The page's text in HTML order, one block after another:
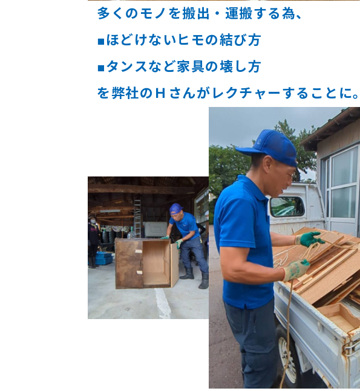
多くのモノを搬出・運搬する為、
■ほどけないヒモの結び方
■タンスなど家具の壊し方
を弊社のＨさんがレクチャーすることに。